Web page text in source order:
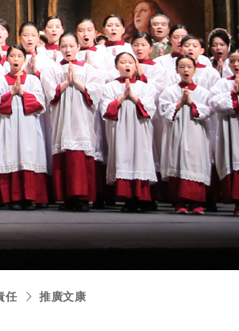
任 推廣文康